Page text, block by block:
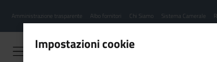
contenuto
Menu
hamburgher
Amministrazione trasparente Albo fornitori Chi Siamo Sistema Camerale
Impostazioni cookie